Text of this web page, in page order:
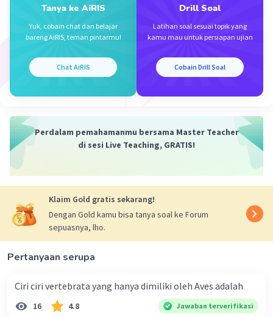
Nadia Z
18 November 2023 02:23
plasmid pili
18 November 2023 03:05
Beri Rating·5.0( 1) Balas
Tanya ke AiRIS
Yuk, cobain chat dan belajar
bareng AiRIS, teman pintarmu!
Chat AiRIS
Drill Soal
Latihan soal sesuai topik yang
kamu mau untuk persiapan ujian
Cobain Drill Soal
Perdalam pemahamanmu bersama Master Teacher
di sesi Live Teaching, GRATIS!
Klaim Gold gratis sekarang!
Dengan Gold kamu bisa tanya soal ke Forum
sepuasnya, lho.
Pertanyaan serupa
Ciri ciri vertebrata yang hanya dimiliki oleh Aves adalah
16 4.8 Jawaban terverifikasi